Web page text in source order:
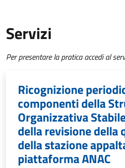
Servizi
Per presentare la pratica accedi al
Ricognizione
componenti della
Organizzativa
della revisione della
della stazione
piattaforma ANAC